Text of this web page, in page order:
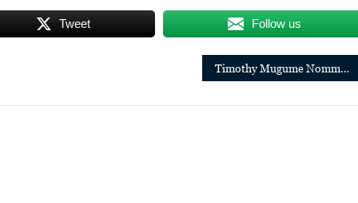
Tweet Follow us
Timothy Mugume Nommé Country Manager De Jumia Food En Ouganda